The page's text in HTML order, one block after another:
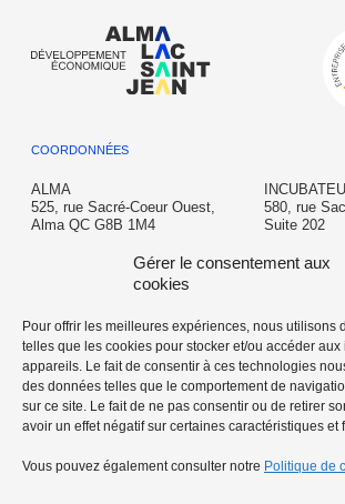
Gérer le consentement aux
cookies
Pour offrir les meilleures expériences, nous utilisons
telles que les cookies pour stocker et/ou accéder
appareils. Le fait de consentir à ces technologies
des données telles que le comportement de
sur ce site. Le fait de ne pas consentir ou de retirer
avoir un effet négatif sur certaines caractéristiques et
Vous pouvez également consulter notre Politique de
COORDONNÉES
ALMA
525, rue Sacré-Coeur Ouest,
Alma QC G8B 1M4
T: 418 662-6645
info@almalacsaintjean.ca
580, rue
Suite 202
AÉROPORT
350 chemin de l'Aéroport,
Alma, QC G8B 5V2
T: 418 669-5104